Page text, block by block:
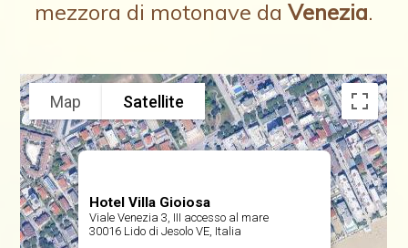
mezzora di motonave da Venezia.